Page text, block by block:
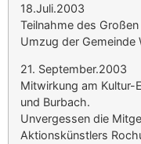
18.Juli.2003
Teilnahme des
Umzug der Gemeinde
21. September.2003
Mitwirkung am
und Burbach.
Unvergessen die
Aktionskünstlers